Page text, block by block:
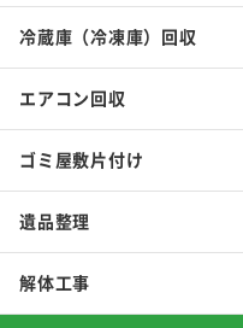
冷蔵庫（冷凍庫）回収
エアコン回収
ゴミ屋敷片付け
遺品整理
解体工事